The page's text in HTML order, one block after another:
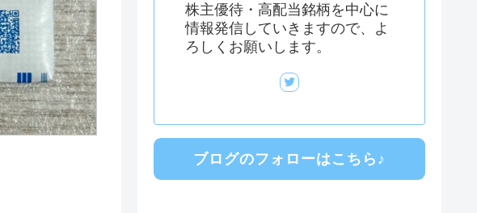
株主優待・高配当銘柄を中心に
情報発信していきますので、よ
ろしくお願いします。
ブログのフォローはこちら♪